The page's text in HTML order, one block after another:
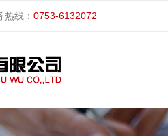
热线： 0753-6132072